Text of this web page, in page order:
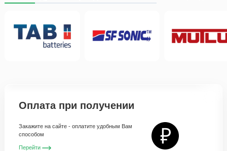
Оплата при получении
Закажите на сайте - оплатите удобным Вам
способом
Перейти